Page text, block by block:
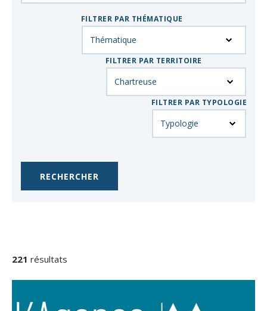
FILTRER PAR THÉMATIQUE
FILTRER PAR TERRITOIRE
FILTRER PAR TYPOLOGIE
DE
LA
221 résultats